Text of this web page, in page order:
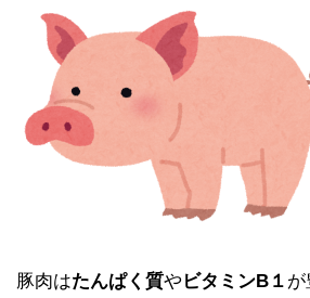
豚肉はたんぱく質やビタミンB１ が